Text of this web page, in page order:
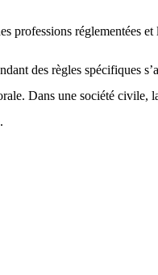
professions réglementées
des règles spécifiques
Dans une société civile,